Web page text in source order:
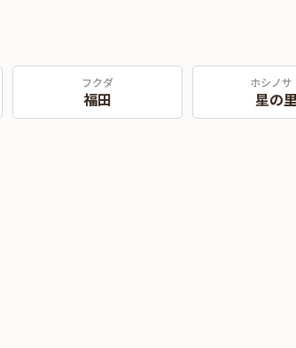
フクダ
福田
ホシノサ
星の